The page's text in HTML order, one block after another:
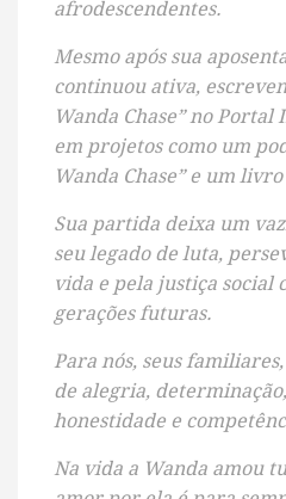
afrodescendentes.
Mesmo após sua
continuou ativa,
Wanda Chase” no
em projetos como um
Wanda Chase” e um
Sua partida deixa um
seu legado de luta,
vida e pela justiça
gerações futuras.
Para nós, seus
de alegria,
honestidade e
Na vida a Wanda amou